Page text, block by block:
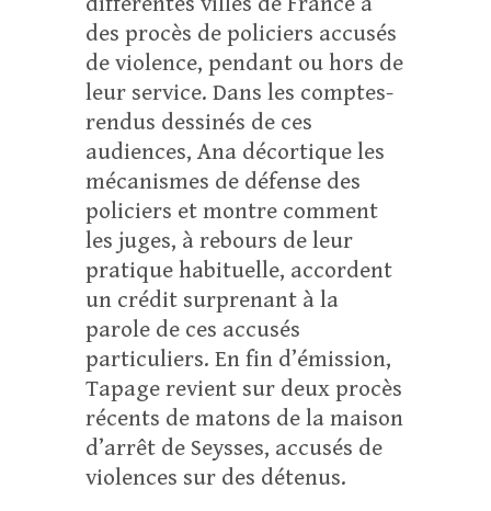
des procès de policiers accusés
de violence, pendant ou hors de
leur service. Dans les comptes-
rendus dessinés de ces
audiences, Ana décortique les
mécanismes de défense des
policiers et montre comment
les juges, à rebours de leur
pratique habituelle, accordent
un crédit surprenant à la
parole de ces accusés
particuliers. En fin d’émission,
Tapage revient sur deux procès
récents de matons de la maison
d’arrêt de Seysses, accusés de
violences sur des détenus.